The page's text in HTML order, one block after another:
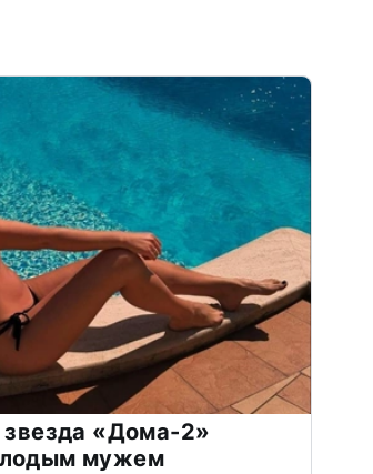
звезда «Дома-2»
мужем